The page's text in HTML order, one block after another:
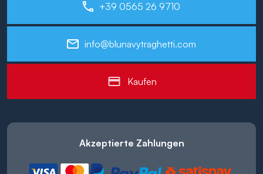
+39 0565 26 9710
info@blunavytraghetti.com
Kaufen
Akzeptierte Zahlungen